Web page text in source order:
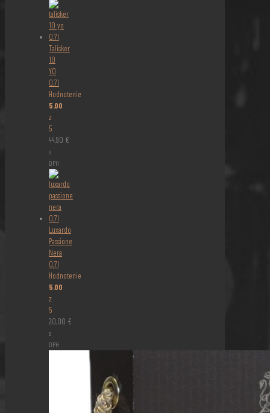
Talisker
10
YO
0,7l
Hodnotenie
5.00
z
5
44,90 €
s
DPH
Luxardo
Passione
Nera
0,7l
Hodnotenie
5.00
z
5
20,00 €
s
DPH